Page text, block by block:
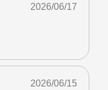
2026/06/17
2026/06/15